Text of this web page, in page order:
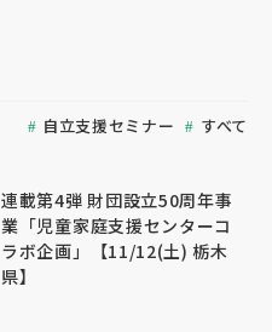
自立支援セミナー すべて
連載第4弾 財団設立50周年事
業「児童家庭支援センターコ
ラボ企画」【11/12(土) 栃木
県】